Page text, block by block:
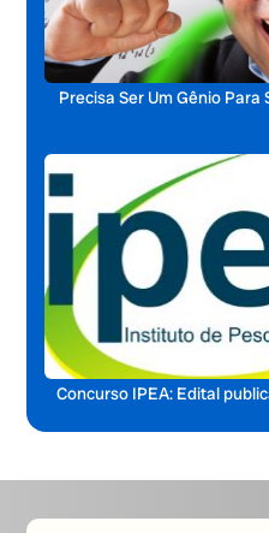
Precisa Ser Um Gênio
Concurso IPEA: Edital